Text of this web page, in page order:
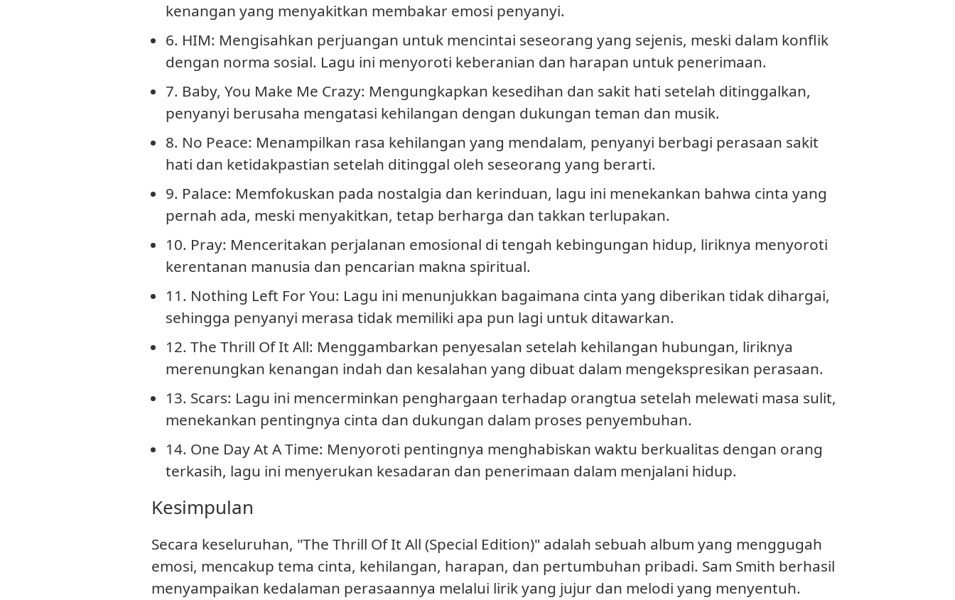
kenangan yang menyakitkan membakar emosi penyanyi.
6. HIM: Mengisahkan perjuangan untuk mencintai seseorang yang sejenis, meski dalam konflik
dengan norma sosial. Lagu ini menyoroti keberanian dan harapan untuk penerimaan.
7. Baby, You Make Me Crazy: Mengungkapkan kesedihan dan sakit hati setelah ditinggalkan,
penyanyi berusaha mengatasi kehilangan dengan dukungan teman dan musik.
8. No Peace: Menampilkan rasa kehilangan yang mendalam, penyanyi berbagi perasaan sakit
hati dan ketidakpastian setelah ditinggal oleh seseorang yang berarti.
9. Palace: Memfokuskan pada nostalgia dan kerinduan, lagu ini menekankan bahwa cinta yang
pernah ada, meski menyakitkan, tetap berharga dan takkan terlupakan.
10. Pray: Menceritakan perjalanan emosional di tengah kebingungan hidup, liriknya menyoroti
kerentanan manusia dan pencarian makna spiritual.
11. Nothing Left For You: Lagu ini menunjukkan bagaimana cinta yang diberikan tidak dihargai,
sehingga penyanyi merasa tidak memiliki apa pun lagi untuk ditawarkan.
12. The Thrill Of It All: Menggambarkan penyesalan setelah kehilangan hubungan, liriknya
merenungkan kenangan indah dan kesalahan yang dibuat dalam mengekspresikan perasaan.
13. Scars: Lagu ini mencerminkan penghargaan terhadap orangtua setelah melewati masa sulit,
menekankan pentingnya cinta dan dukungan dalam proses penyembuhan.
14. One Day At A Time: Menyoroti pentingnya menghabiskan waktu berkualitas dengan orang
terkasih, lagu ini menyerukan kesadaran dan penerimaan dalam menjalani hidup.
Kesimpulan
Secara keseluruhan, "The Thrill Of It All (Special Edition)" adalah sebuah album yang menggugah
emosi, mencakup tema cinta, kehilangan, harapan, dan pertumbuhan pribadi. Sam Smith berhasil
menyampaikan kedalaman perasaannya melalui lirik yang jujur dan melodi yang menyentuh.